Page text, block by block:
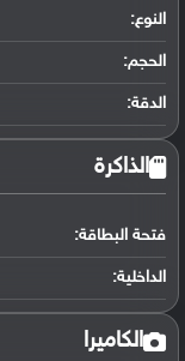
النوع:
الحجم:
الدقة:
الذاكرة
فتحة البطاقة:
الداخلية:
الكاميرا